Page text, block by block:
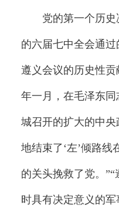
党的第一个历史
的六届七中全会通
遵义会议的历史性
年一月，在毛泽东
城召开的扩大的中央
地结束了‘左’倾路线
的关头挽救了党。
时具有决定意义的